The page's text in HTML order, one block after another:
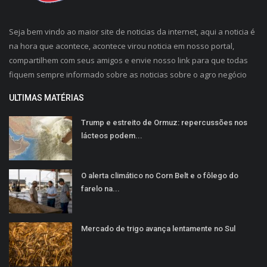
Seja bem vindo ao maior site de noticias da internet, aqui a noticia é
na hora que acontece, acontece virou noticia em nosso portal,
compartilhem com seus amigos e envie nosso link para que todas
fiquem sempre informado sobre as noticias sobre o agro negócio
ULTIMAS MATÉRIAS
Trump e estreito de Ormuz: repercussões nos
lácteos podem...
O alerta climático no Corn Belt e o fôlego do
farelo na...
Mercado de trigo avança lentamente no Sul